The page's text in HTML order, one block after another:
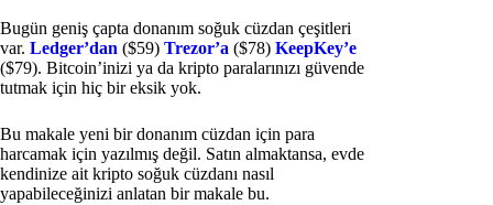
Bugün geniş çapta donanım soğuk cüzdan çeşitleri
var. Ledger’dan ($59) Trezor’a ($78) KeepKey’e
($79). Bitcoin’inizi ya da kripto paralarınızı güvende
tutmak için hiç bir eksik yok.
Bu makale yeni bir donanım cüzdan için para
harcamak için yazılmış değil. Satın almaktansa, evde
kendinize ait kripto soğuk cüzdanı nasıl
yapabileceğinizi anlatan bir makale bu.